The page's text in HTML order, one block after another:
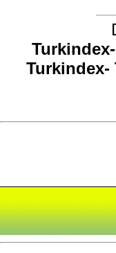
Turkindex-